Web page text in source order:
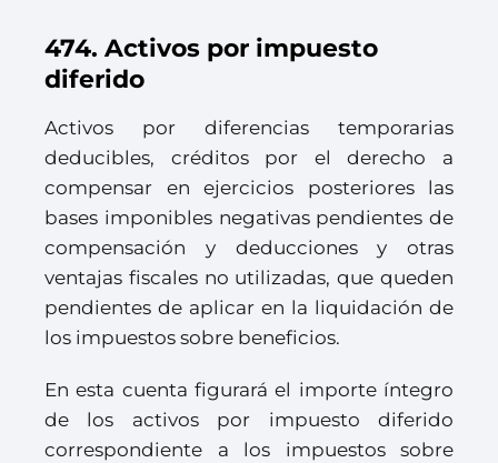
474. Activos por impuesto
diferido
Activos por diferencias temporarias
deducibles, créditos por el derecho a
compensar en ejercicios posteriores las
bases imponibles negativas pendientes de
compensación y deducciones y otras
ventajas fiscales no utilizadas, que queden
pendientes de aplicar en la liquidación de
los impuestos sobre beneficios.
En esta cuenta figurará el importe íntegro
de los activos por impuesto diferido
correspondiente a los impuestos sobre